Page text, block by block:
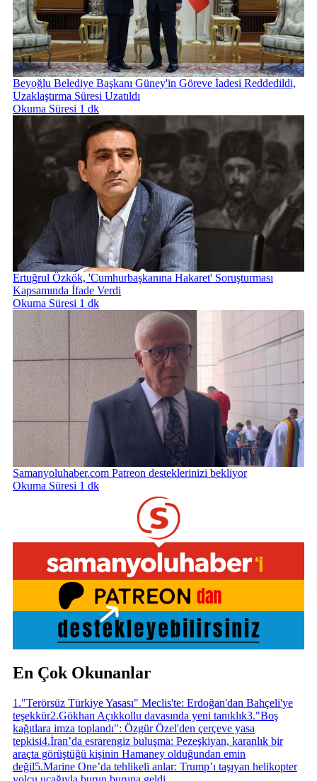
Beyoğlu Belediye Başkanı Güney'in Göreve İadesi Reddedildi,
Uzaklaştırma Süresi Uzatıldı
Okuma Süresi 1 dk
Ertuğrul Özkök, 'Cumhurbaşkanına Hakaret' Soruşturması
Kapsamında İfade Verdi
Okuma Süresi 1 dk
Samanyoluhaber.com Patreon desteklerinizi bekliyor
Okuma Süresi 1 dk
En Çok Okunanlar
1 ."Terörsüz Türkiye Yasası" Meclis'te: Erdoğan'dan Bahçeli'ye
teşekkür2.Gökhan Açıkkollu davasında yeni tanıklık3."Boş
kağıtlara imza toplandı": Özgür Özel'den çerçeve yasa
tepkisi4.İran’da esrarengiz buluşma: Pezeşkiyan, karanlık bir
araçta görüştüğü kişinin Hamaney olduğundan emin
değil5.Marine One’da tehlikeli anlar: Trump’ı taşıyan helikopter